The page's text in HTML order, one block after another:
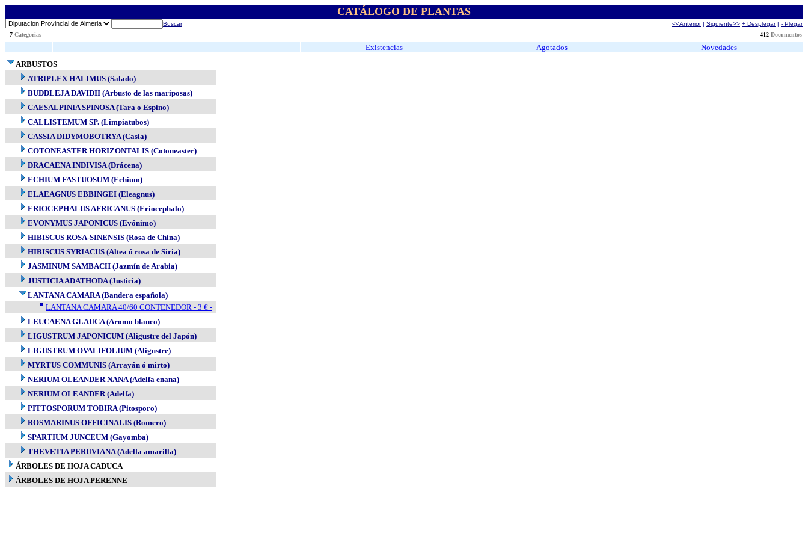
CATÁLOGO DE PLANTAS
Buscar <<Anterior| Siguiente>> + Desplegar| - Plegar
7 Categorias 412 Documentos
Existencias Agotados
Novedades
ARBUSTOS
ATRIPLEX HALIMUS (Salado)
BUDDLEJA DAVIDII (Arbusto de las mariposas)
CAESALPINIA SPINOSA (Tara o Espino)
CALLISTEMUM SP. (Limpiatubos)
CASSIA DIDYMOBOTRYA (Casia)
COTONEASTER HORIZONTALIS (Cotoneaster)
DRACAENA INDIVISA (Drácena)
ECHIUM FASTUOSUM (Echium)
ELAEAGNUS EBBINGEI (Eleagnus)
ERIOCEPHALUS AFRICANUS (Eriocephalo)
EVONYMUS JAPONICUS (Evónimo)
HIBISCUS ROSA-SINENSIS (Rosa de China)
HIBISCUS SYRIACUS (Altea ó rosa de Siria)
JASMINUM SAMBACH (Jazmín de Arabia)
JUSTICIA ADATHODA (Justicia)
LANTANA CAMARA (Bandera española)
LANTANA CAMARA 40/60 CONTENEDOR - 3 € -
LEUCAENA GLAUCA (Aromo blanco)
LIGUSTRUM JAPONICUM (Aligustre del Japón)
LIGUSTRUM OVALIFOLIUM (Aligustre)
MYRTUS COMMUNIS (Arrayán ó mirto)
NERIUM OLEANDER NANA (Adelfa enana)
NERIUM OLEANDER (Adelfa)
PITTOSPORUM TOBIRA (Pitosporo)
ROSMARINUS OFFICINALIS (Romero)
SPARTIUM JUNCEUM (Gayomba)
THEVETIA PERUVIANA (Adelfa amarilla)
ÁRBOLES DE HOJA CADUCA
ÁRBOLES DE HOJA PERENNE